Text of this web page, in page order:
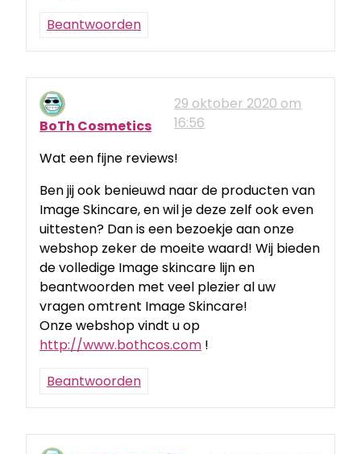
Beantwoorden
BoTh Cosmetics
29 oktober 2020 om
16:56
Wat een fijne reviews!
Ben jij ook benieuwd naar de producten van
Image Skincare, en wil je deze zelf ook even
uittesten? Dan is een bezoekje aan onze
webshop zeker de moeite waard! Wij bieden
de volledige Image skincare lijn en
beantwoorden met veel plezier al uw
vragen omtrent Image Skincare!
Onze webshop vindt u op
http://www.bothcos.com !
Beantwoorden